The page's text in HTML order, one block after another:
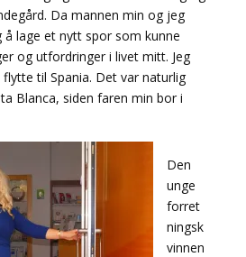
Da mannen min og jeg
å lage et nytt spor som kunne
og utfordringer i livet mitt. Jeg
til Spania. Det var naturlig
Blanca, siden faren min bor i
Den
unge
forret
ningsk
vinnen